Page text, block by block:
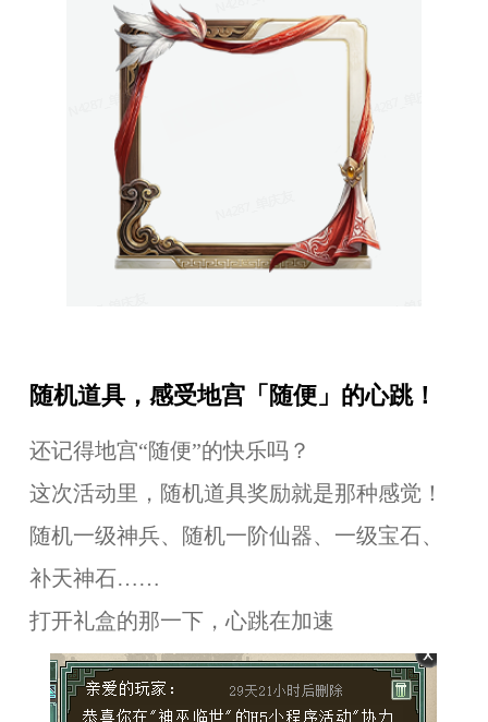
随机道具，感受地宫「随便」的心跳！
还记得地宫“随便”的快乐吗？
这次活动里，随机道具奖励就是那种感觉！
随机一级神兵、随机一阶仙器、一级宝石、
补天神石……
打开礼盒的那一下，心跳在加速